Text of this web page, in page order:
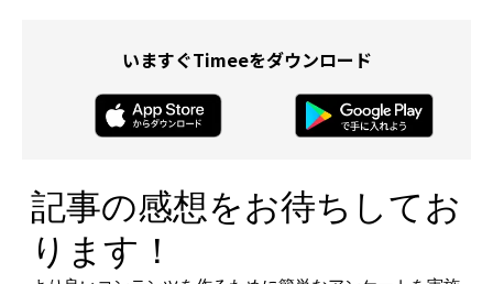
いますぐTimeeをダウンロード